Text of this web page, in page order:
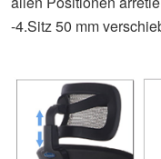
-4.Sitz 50 mm